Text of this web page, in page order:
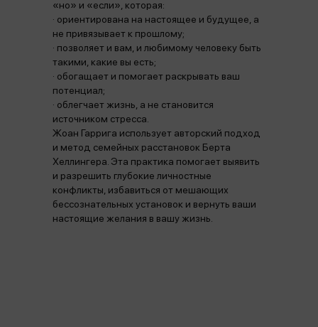
«но» и «если», которая:
· ориентирована на настоящее и будущее, а
не привязывает к прошлому;
· позволяет и вам, и любимому человеку быть
такими, какие вы есть;
· обогащает и помогает раскрывать ваш
потенциал;
· облегчает жизнь, а не становится
источником стресса.
Жоан Гаррига использует авторский подход
и метод семейных расстановок Берта
Хеллингера. Эта практика помогает выявить
и разрешить глубокие личностные
конфликты, избавиться от мешающих
бессознательных установок и вернуть ваши
настоящие желания в вашу жизнь.